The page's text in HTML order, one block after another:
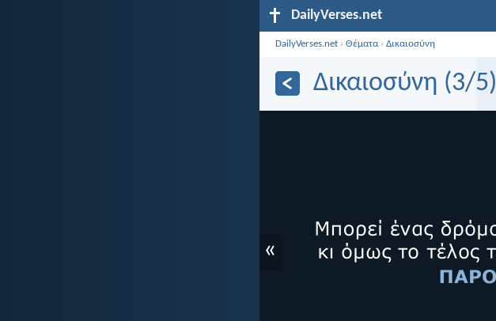
DailyVerses.net
DailyVerses.net ›Θέματα›Δικαιοσύνη
Δικαιοσύνη (3/5)
«